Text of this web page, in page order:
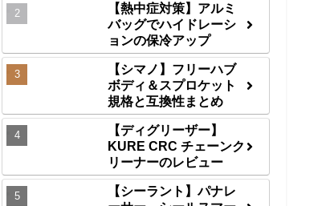
【熱中症対策】アルミ
バッグでハイドレーシ
ョンの保冷アップ
【シマノ】フリーハブ
ボディ＆スプロケット
規格と互換性まとめ
【ディグリーザー】
KURE CRC チェーンク
リーナーのレビュー
【シーラント】パナレ